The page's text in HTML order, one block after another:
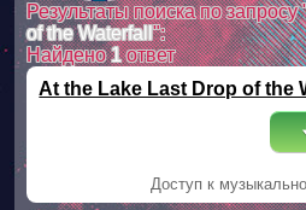
Результаты поиска по запросу
of the Waterfall":
Найдено1ответ
At the Lake Last Drop of the
Доступ к